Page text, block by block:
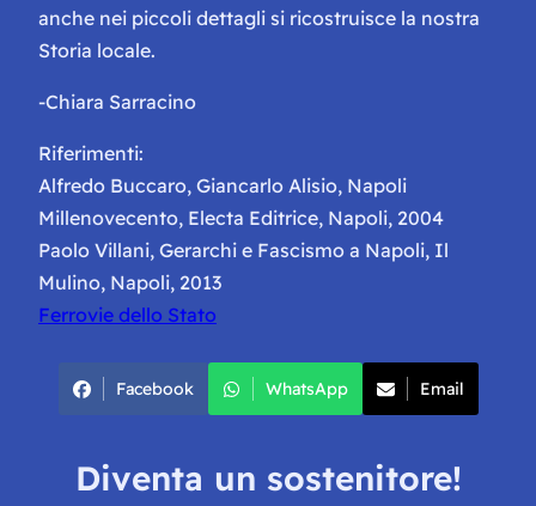
anche nei piccoli dettagli si ricostruisce la nostra
Storia locale.
-Chiara Sarracino
Riferimenti:
Alfredo Buccaro, Giancarlo Alisio, Napoli
Millenovecento, Electa Editrice, Napoli, 2004
Paolo Villani, Gerarchi e Fascismo a Napoli, Il
Mulino, Napoli, 2013
Ferrovie dello Stato
Facebook WhatsApp Email
Diventa un sostenitore!